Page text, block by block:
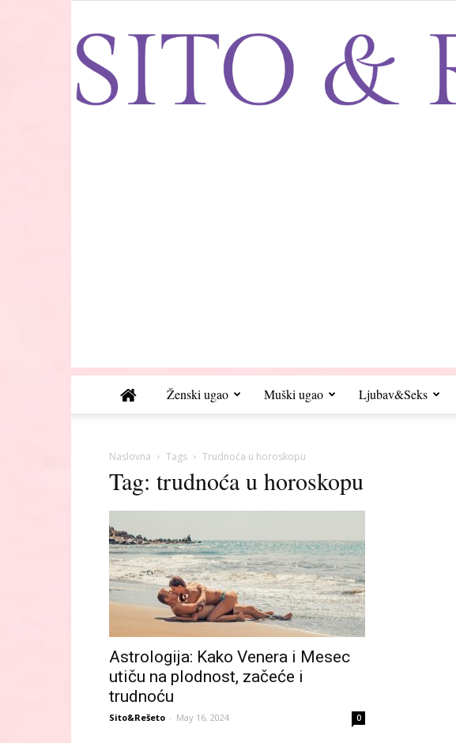
Ženski ugao Muški ugao Ljubav&Seks
Naslovna Tags Trudnoća u horoskopu
Tag: trudnoća u horoskopu
Astrologija: Kako Venera i Mesec
utiču na plodnost, začeće i
trudnoću
Sito&Rešeto - May 16, 2024 0